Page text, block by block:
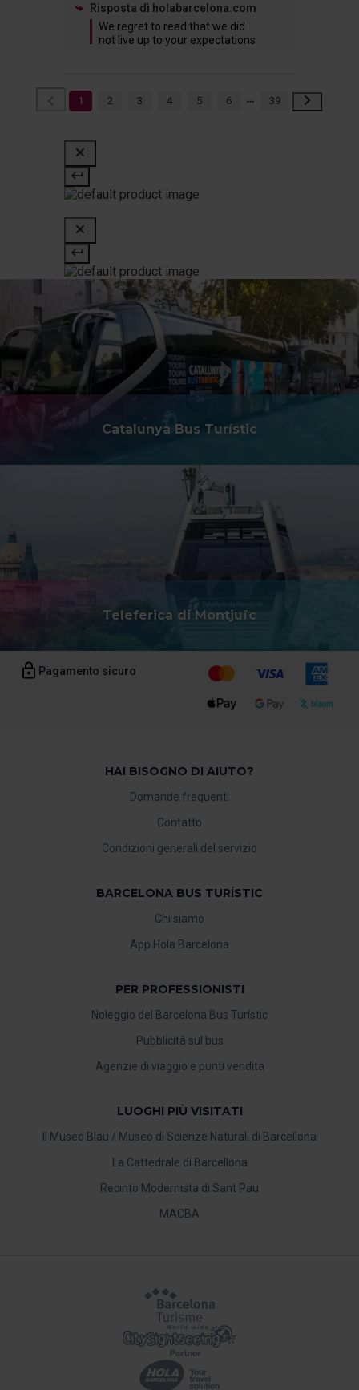
Risposta di holabarcelona.com
We regret to read that we did
not live up to your expectations
1 2 3 4 5 6 39
Catalunya Bus Turístic
Teleferica di Montjuïc
Pagamento sicuro
HAI BISOGNO DI AIUTO?
Domande frequenti
Contatto
Condizioni generali del servizio
BARCELONA BUS TURÍSTIC
Chi siamo
App Hola Barcelona
PER PROFESSIONISTI
Noleggio del Barcelona Bus Turístic
Pubblicità sul bus
Agenzie di viaggio e punti vendita
LUOGHI PIÙ VISITATI
Il Museo Blau / Museo di Scienze Naturali di Barcellona
La Cattedrale di Barcellona
Recinto Modernista di Sant Pau
MACBA